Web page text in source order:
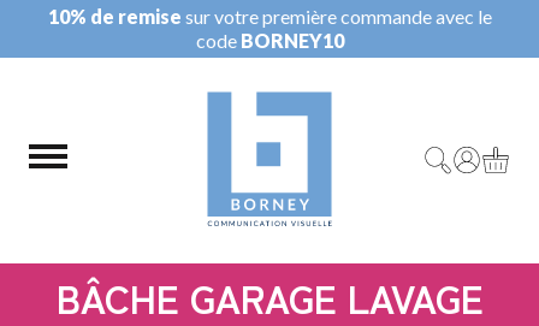
10% de remise sur votre première commande avec le
code BORNEY10
BÂCHE GARAGE LAVAGE